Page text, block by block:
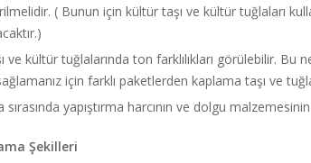
( Bunun için kültür taşı ve kültür tuğlaları
ve kültür tuğlalarında ton farklılıkları görülebilir. Bu
için farklı paketlerden kaplama taşı ve
sırasında yapıştırma harcının ve dolgu
Şekilleri